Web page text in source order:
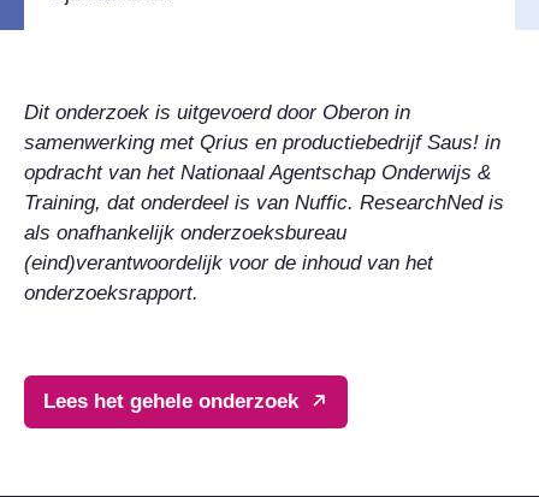
Dit onderzoek is uitgevoerd door Oberon in
samenwerking met Qrius en productiebedrijf Saus! in
opdracht van het Nationaal Agentschap Onderwijs &
Training, dat onderdeel is van Nuffic. ResearchNed is
als onafhankelijk onderzoeksbureau
(eind)verantwoordelijk voor de inhoud van het
onderzoeksrapport.
Lees het gehele onderzoek